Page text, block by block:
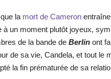
la mort de Cameron
à un moment plutôt joyeux,
de la bande de Berlin ont
de sa vie, Candela, et tout
la fin prématurée de sa